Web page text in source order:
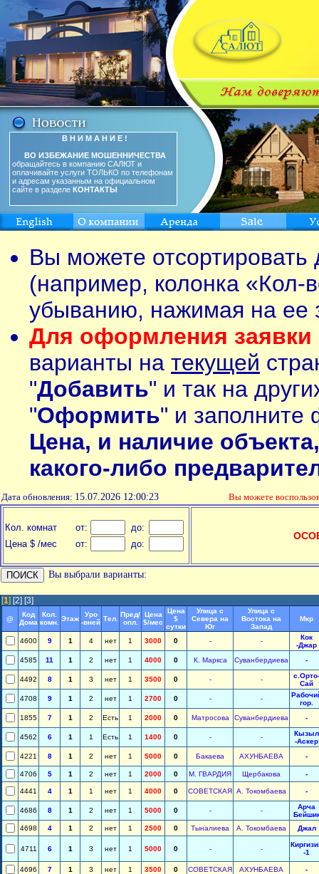
В Н И М А Н И Е !
ВО ИЗБЕЖАНИЕ МОШЕННИЧЕСТВА
обращайтесь в компанию САЛЮТ и
оплачивайте услуги ТОЛЬКО по телефонам
и адресам указанным на официальном
сайте в разделе КОНТАКТЫ
Вы можете
(например, колонка «Кол-
убыванию, нажимая на ее
Для оформления заявки
варианты на текущей
"Добавить" и так на
"Оформить" и заполните
Цена, и наличие
какого-либо
Дата обновления: 15.07.2026 12:00:23 Вы можете
Кол. комнат от:
до:
Цена $ /мес
от: до:
Вы выбрали варианты:
[1] [2] [3]
@
Код
Дома
Кол.
комн. Этаж
Уро
-вней Тел.
Пред/
опл.
Цена
$/мес
Цена
$
сутки
Улица с
Севера на
Юг
Улица с
Востока на
Запад
Мкр
4600 9 1 4 нет 1 3000 0 - -
Кок
-Джар
4585
11 1 2 нет 1 4000 0 К. Маркса Суванбердиева -
4492 8 1 3 нет 1 3500 0 - -
с.Орто-
Сай
4708
9 1 2 нет 1 2700 0 - -
гор.
1855
7 1 2 Есть 1 2000 0 Матросова Суванбердиева -
4562 6 1 1 Есть 1 1400 0 - -
Кызыл
-Аскер
4221
8 1 2 нет 1 5000 0 Бакаева АХУНБАЕВА -
4706 5 1 2 нет 1 2000 0 М. ГВАРДИЯ Щербакова -
4441 4 1 1 нет 1 4000 0 СОВЕТСКАЯ А. Токомбаева -
4686 8 1 2 нет 1 5000 0 - -
Арча
4698
4 1 2 нет 1 2500 0 Тыналиева А. Токомбаева Джал
4711 6 1 3 нет 1 5000 0 - -
-1
4696 7 1 3 нет 1 3500 0 СОВЕТСКАЯ АХУНБАЕВА -